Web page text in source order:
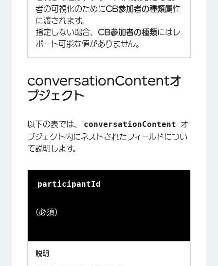
者の可視化のためにCB参加者の種類属性
に渡されます。
指定しない場合、 CB参加者の種類にはレ
ポート可能な値がありません。
conversationContentオ
ブジェクト
以下の表では、 conversationContent
オ
ブジェクト内にネストされたフィールドについ
て説明します。
participantId
(必須)